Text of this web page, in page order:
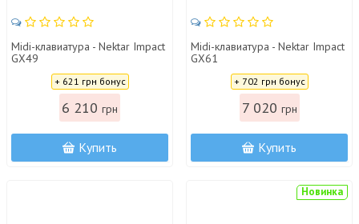
Midi-клавиатура - Nektar Impact
GX49
+ 621 грн бонус
6 210 грн
Купить
Midi-клавиатура - Nektar Impact
GX61
+ 702 грн бонус
7 020 грн
Купить
Новинка